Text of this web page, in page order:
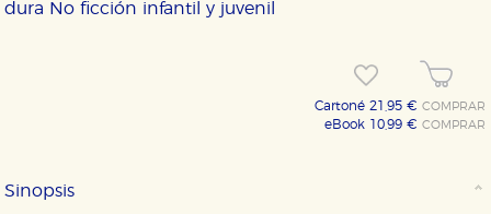
dura No ficción infantil y juvenil
Cartoné 21,95 €COMPRAR
eBook 10,99 €COMPRAR
Sinopsis